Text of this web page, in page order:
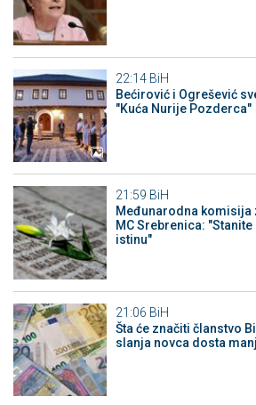
22:14 BiH
Bećirović i Ogrešević
"Kuća Nurije Pozderca"
21:59 BiH
Međunarodna komisija
MC Srebrenica:
istinu"
21:06 BiH
Šta će značiti članstvo
slanja novca dosta